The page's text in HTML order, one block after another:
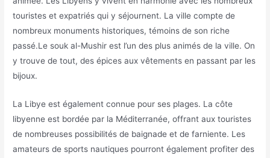
touristes et expatriés qui y séjournent. La ville compte de
nombreux monuments historiques, témoins de son riche
passé.Le souk al-Mushir est l’un des plus animés de la ville. On
y trouve de tout, des épices aux vêtements en passant par les
bijoux.
La Libye est également connue pour ses plages. La côte
libyenne est bordée par la Méditerranée, offrant aux touristes
de nombreuses possibilités de baignade et de farniente. Les
amateurs de sports nautiques pourront également profiter des